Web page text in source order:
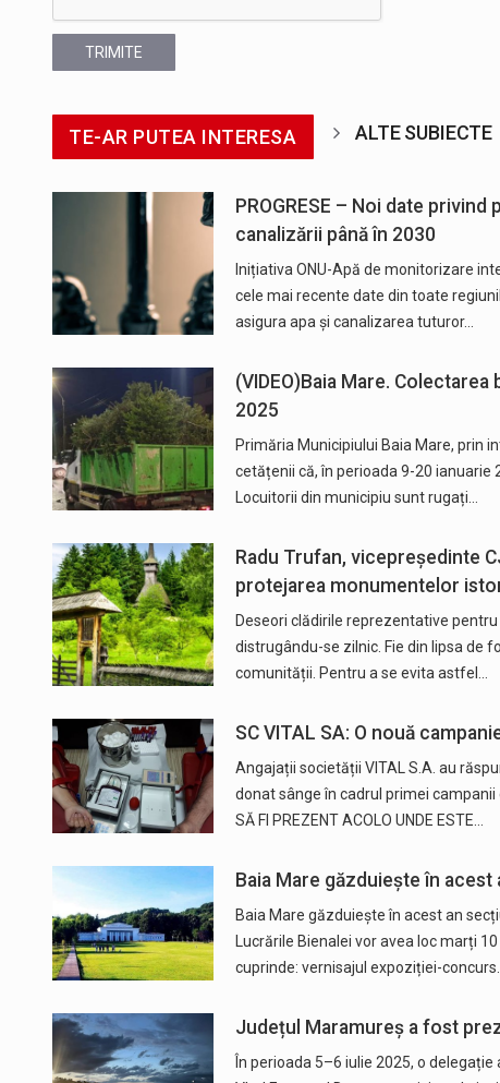
TRIMITE
TE-AR PUTEA INTERESA ALTE SUBIECTE
PROGRESE – Noi date
canalizării până în 2030
Inițiativa ONU-Apă de monitorizare
cele mai recente date din toate
asigura apa și canalizarea tuturor…
(VIDEO)Baia Mare.
2025
Primăria Municipiului Baia Mare, prin
cetățenii că, în perioada 9-20 ianuarie
Locuitorii din municipiu sunt rugați…
Radu Trufan, vicepreședinte
protejarea monumentelor
Deseori clădirile reprezentative
distrugându-se zilnic. Fie din lipsa de
comunității. Pentru a se evita astfel…
SC VITAL SA: O nouă
Angajații societății VITAL S.A. au
donat sânge în cadrul primei campanii
SĂ FI PREZENT ACOLO UNDE ESTE…
Baia Mare găzduiește în acest
Baia Mare găzduiește în acest an
Lucrările Bienalei vor avea loc marți
cuprinde: vernisajul expoziției-concurs…
Județul Maramureș a fost
În perioada 5–6 iulie 2025, o